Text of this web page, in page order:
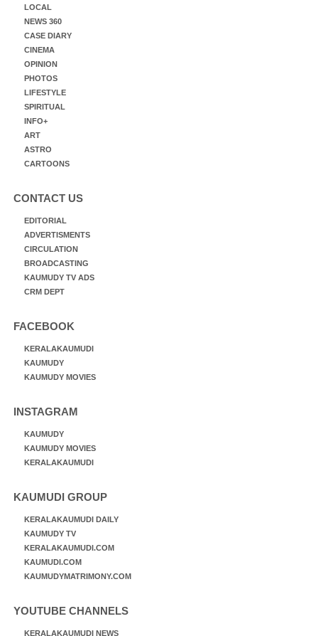
LOCAL
NEWS 360
CASE DIARY
CINEMA
OPINION
PHOTOS
LIFESTYLE
SPIRITUAL
INFO+
ART
ASTRO
CARTOONS
CONTACT US
EDITORIAL
ADVERTISMENTS
CIRCULATION
BROADCASTING
KAUMUDY TV ADS
CRM DEPT
FACEBOOK
KERALAKAUMUDI
KAUMUDY
KAUMUDY MOVIES
INSTAGRAM
KAUMUDY
KAUMUDY MOVIES
KERALAKAUMUDI
KAUMUDI GROUP
KERALAKAUMUDI DAILY
KAUMUDY TV
KERALAKAUMUDI.COM
KAUMUDI.COM
KAUMUDYMATRIMONY.COM
YOUTUBE CHANNELS
KERALAKAUMUDI NEWS